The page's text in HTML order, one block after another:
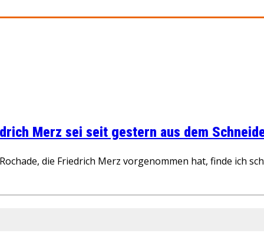
Merz sei seit gestern aus dem
die Friedrich Merz vorgenommen hat, finde ich